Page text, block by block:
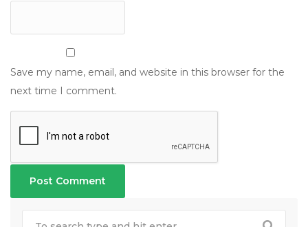
Save my name, email, and website in this browser for the
next time I comment.